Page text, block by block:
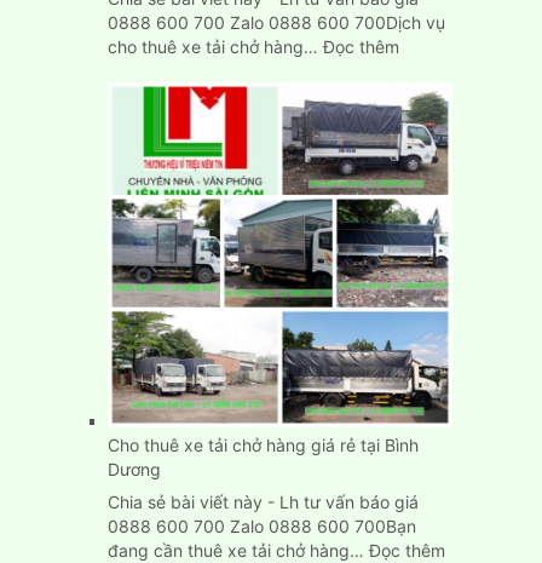
0888 600 700 Zalo 0888 600 700Dịch vụ
cho thuê xe tải chở hàng…Đọc thêm:
tải
chở
hàng
tại
Biên
Hòa
Đồng
Nai
Cho thuê xe tải chở hàng giá rẻ tại Bình
Dương
Chia sẻ bài viết này - Lh tư vấn báo giá
0888 600 700 Zalo 0888 600 700Bạn
đang cần thuê xe tải chở hàng…Đọc thêm: